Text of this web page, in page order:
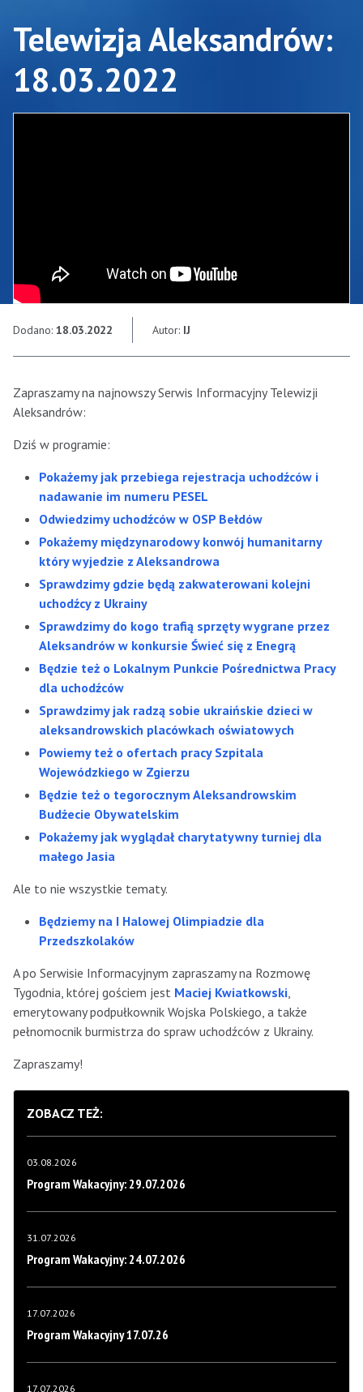
Telewizja Aleksandrów:
18.03.2022
Dodano: 18.03.2022 Autor: IJ
Zapraszamy na najnowszy Serwis Informacyjny Telewizji
Aleksandrów:
Dziś w programie:
Pokażemy jak przebiega rejestracja uchodźców i
nadawanie im numeru PESEL
Odwiedzimy uchodźców w OSP Bełdów
Pokażemy międzynarodowy konwój humanitarny
który wyjedzie z Aleksandrowa
Sprawdzimy gdzie będą zakwaterowani kolejni
uchodźcy z Ukrainy
Sprawdzimy do kogo trafią sprzęty wygrane przez
Aleksandrów w konkursie Świeć się z Enegrą
Będzie też o Lokalnym Punkcie Pośrednictwa Pracy
dla uchodźców
Sprawdzimy jak radzą sobie ukraińskie dzieci w
aleksandrowskich placówkach oświatowych
Powiemy też o ofertach pracy Szpitala
Wojewódzkiego w Zgierzu
Będzie też o tegorocznym Aleksandrowskim
Budżecie Obywatelskim
Pokażemy jak wyglądał charytatywny turniej dla
małego Jasia
Ale to nie wszystkie tematy.
Będziemy na I Halowej Olimpiadzie dla
Przedszkolaków
A po Serwisie Informacyjnym zapraszamy na Rozmowę
Tygodnia, której gościem jest Maciej Kwiatkowski,
emerytowany podpułkownik Wojska Polskiego, a także
pełnomocnik burmistrza do spraw uchodźców z Ukrainy.
Zapraszamy!
ZOBACZ TEŻ:
03.08.2026
Program Wakacyjny: 29.07.2026
31.07.2026
Program Wakacyjny: 24.07.2026
17.07.2026
Program Wakacyjny 17.07.26
17.07.2026